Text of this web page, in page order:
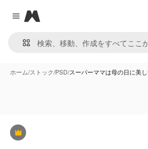
Close menu
Magnific
ホーム/ストック/PSD/スーパーママは母の日に美
Premium